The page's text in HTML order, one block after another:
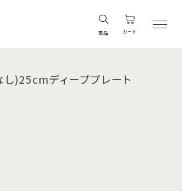
商品 カート
)25cmディーププレート